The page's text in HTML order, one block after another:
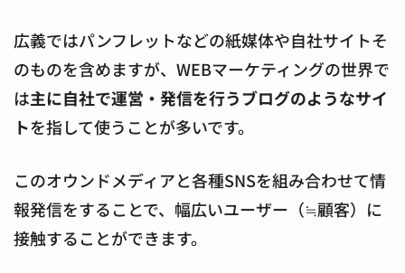
広義ではパンフレットなどの紙媒体や自社サイトそ
のものを含めますが、WEBマーケティングの世界で
は主に自社で運営・発信を行うブログのようなサイ
トを指して使うことが多いです。
このオウンドメディアと各種SNSを組み合わせて情
報発信をすることで、幅広いユーザー（≒顧客）に
接触することができます。